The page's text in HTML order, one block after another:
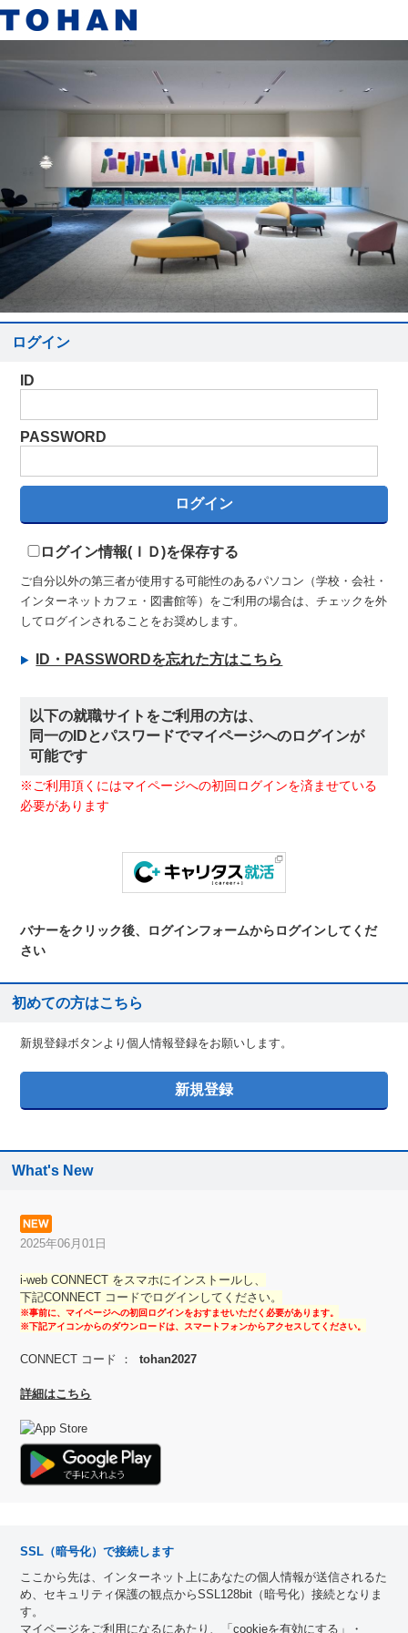
ログイン
ID
PASSWORD
ログイン情報(ＩＤ)を保存する
ご自分以外の第三者が使用する可能性のあるパソコン（学校・会社・
インターネットカフェ・図書館等）をご利用の場合は、チェックを外
してログインされることをお奨めします。
ID・PASSWORDを忘れた方はこちら
以下の就職サイトをご利用の方は、
同一のIDとパスワードでマイページへのログインが
可能です
※ご利用頂くにはマイページへの初回ログインを済ませている
必要があります
バナーをクリック後、ログインフォームからログインしてくだ
さい
初めての方はこちら
新規登録ボタンより個人情報登録をお願いします。
What's New
2025年06月01日
i-web CONNECT をスマホにインストールし、
下記CONNECT コードでログインしてください。
※事前に、マイページへの初回ログインをおすませいただく必要があります。
※下記アイコンからのダウンロードは、スマートフォンからアクセスしてください。
CONNECT コード ：tohan2027
詳細はこちら
SSL（暗号化）で接続します
ここから先は、インターネット上にあなたの個人情報が送信されるた
め、セキュリティ保護の観点からSSL128bit（暗号化）接続となりま
す。
マイページをご利用になるにあたり、「cookieを有効にする」・